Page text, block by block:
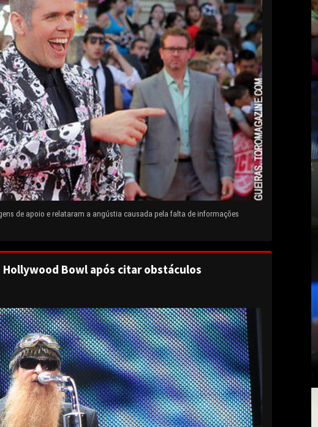
de apoio e relataram a angústia causada pela falta de informações
Bowl após citar obstáculos